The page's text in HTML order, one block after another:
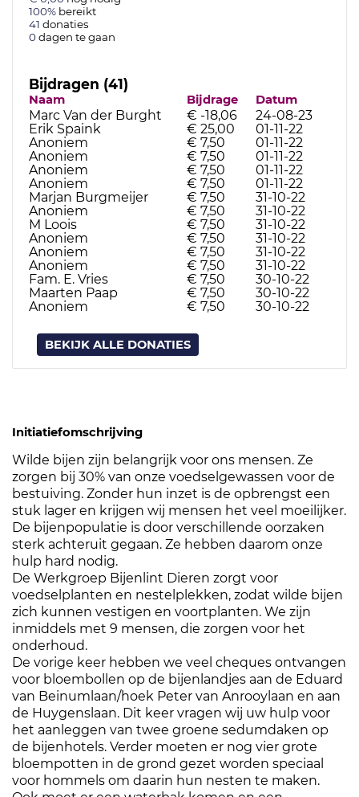
100% bereikt
41 donaties
0dagen te gaan
Bijdragen (41)
Naam Bijdrage Datum
Marc Van der Burght € -18,06
24-08-23
Erik Spaink
€ 25,00
01-11-22
Anoniem
€ 7,50
01-11-22
Anoniem
€ 7,50
01-11-22
Anoniem
€ 7,50
01-11-22
Anoniem
€ 7,50
01-11-22
Marjan Burgmeijer
€ 7,50
31-10-22
Anoniem
€ 7,50
31-10-22
M Loois
€ 7,50
31-10-22
Anoniem
€ 7,50
31-10-22
Anoniem
€ 7,50
31-10-22
Anoniem
€ 7,50
31-10-22
Fam. E. Vries
€ 7,50
30-10-22
Maarten Paap
€ 7,50
30-10-22
Anoniem
€ 7,50 30-10-22
BEKIJK ALLE DONATIES
Initiatiefomschrijving
Wilde bijen zijn belangrijk voor ons mensen. Ze
zorgen bij 30% van onze voedselgewassen voor de
bestuiving. Zonder hun inzet is de opbrengst een
stuk lager en krijgen wij mensen het veel moeilijker.
De bijenpopulatie is door verschillende oorzaken
sterk achteruit gegaan. Ze hebben daarom onze
hulp hard nodig.
De Werkgroep Bijenlint Dieren zorgt voor
voedselplanten en nestelplekken, zodat wilde bijen
zich kunnen vestigen en voortplanten. We zijn
inmiddels met 9 mensen, die zorgen voor het
onderhoud.
De vorige keer hebben we veel cheques ontvangen
voor bloembollen op de bijenlandjes aan de Eduard
van Beinumlaan/hoek Peter van Anrooylaan en aan
de Huygenslaan. Dit keer vragen wij uw hulp voor
het aanleggen van twee groene sedumdaken op
de bijenhotels. Verder moeten er nog vier grote
bloempotten in de grond gezet worden speciaal
voor hommels om daarin hun nesten te maken.